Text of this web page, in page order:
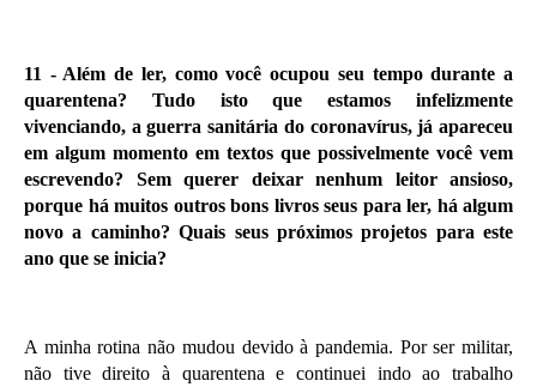
11 - Além de ler, como você ocupou seu tempo durante a
quarentena? Tudo isto que estamos infelizmente
vivenciando, a guerra sanitária do coronavírus, já apareceu
em algum momento em textos que possivelmente você vem
escrevendo? Sem querer deixar nenhum leitor ansioso,
porque há muitos outros bons livros seus para ler, há algum
novo a caminho? Quais seus próximos projetos para este
ano que se inicia?
A minha rotina não mudou devido à pandemia. Por ser militar,
não tive direito à quarentena e continuei indo ao trabalho